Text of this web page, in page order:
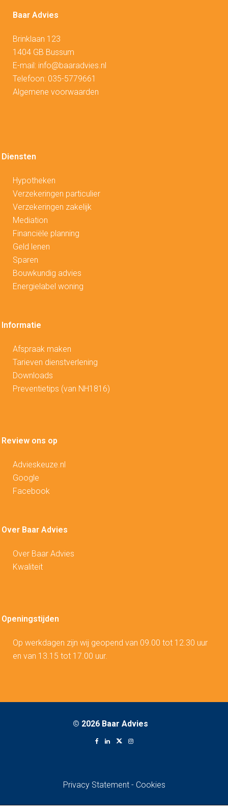
Baar Advies
Brinklaan 123
1404 GB Bussum
E-mail: info@baaradvies.nl
Telefoon: 035-5779661
Algemene voorwaarden
Diensten
Hypotheken
Verzekeringen particulier
Verzekeringen zakelijk
Mediation
Financiële planning
Geld lenen
Sparen
Bouwkundig advies
Energielabel woning
Informatie
Afspraak maken
Tarieven dienstverlening
Downloads
Preventietips (van NH1816)
Review ons op
Advieskeuze.nl
Google
Facebook
Over Baar Advies
Over Baar Advies
Kwaliteit
Openingstijden
Op werkdagen zijn wij geopend van 09.00 tot 12.30 uur
en van 13.15 tot 17.00 uur.
© 2026 Baar Advies
Privacy Statement - Cookies